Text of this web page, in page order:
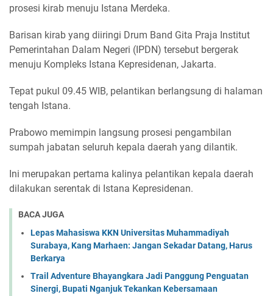
prosesi kirab menuju Istana Merdeka.
Barisan kirab yang diiringi Drum Band Gita Praja Institut
Pemerintahan Dalam Negeri (IPDN) tersebut bergerak
menuju Kompleks Istana Kepresidenan, Jakarta.
Tepat pukul 09.45 WIB, pelantikan berlangsung di halaman
tengah Istana.
Prabowo memimpin langsung prosesi pengambilan
sumpah jabatan seluruh kepala daerah yang dilantik.
Ini merupakan pertama kalinya pelantikan kepala daerah
dilakukan serentak di Istana Kepresidenan.
BACA JUGA
Lepas Mahasiswa KKN Universitas Muhammadiyah
Surabaya, Kang Marhaen: Jangan Sekadar Datang, Harus
Berkarya
Trail Adventure Bhayangkara Jadi Panggung Penguatan
Sinergi, Bupati Nganjuk Tekankan Kebersamaan